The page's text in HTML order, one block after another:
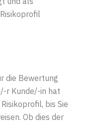
die Bewertung
r Kunde/-in hat
bis Sie
Ob dies der